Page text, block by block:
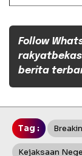
Follow
berita
Tag :
Kejaksaan